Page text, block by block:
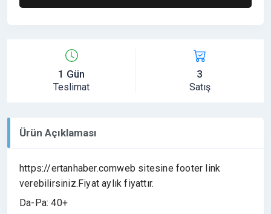
1 Gün
Teslimat
3
Satış
Ürün Açıklaması
https://ertanhaber.comweb sitesine footer link
verebilirsiniz.Fiyat aylık fiyattır.
Da-Pa: 40+